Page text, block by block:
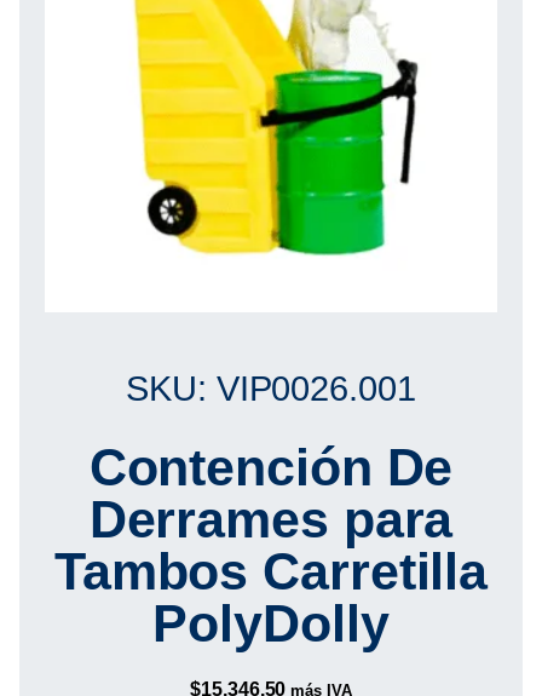
SKU: VIP0026.001
Contención De
Derrames para
Tambos Carretilla
PolyDolly
$15,346.50 más IVA